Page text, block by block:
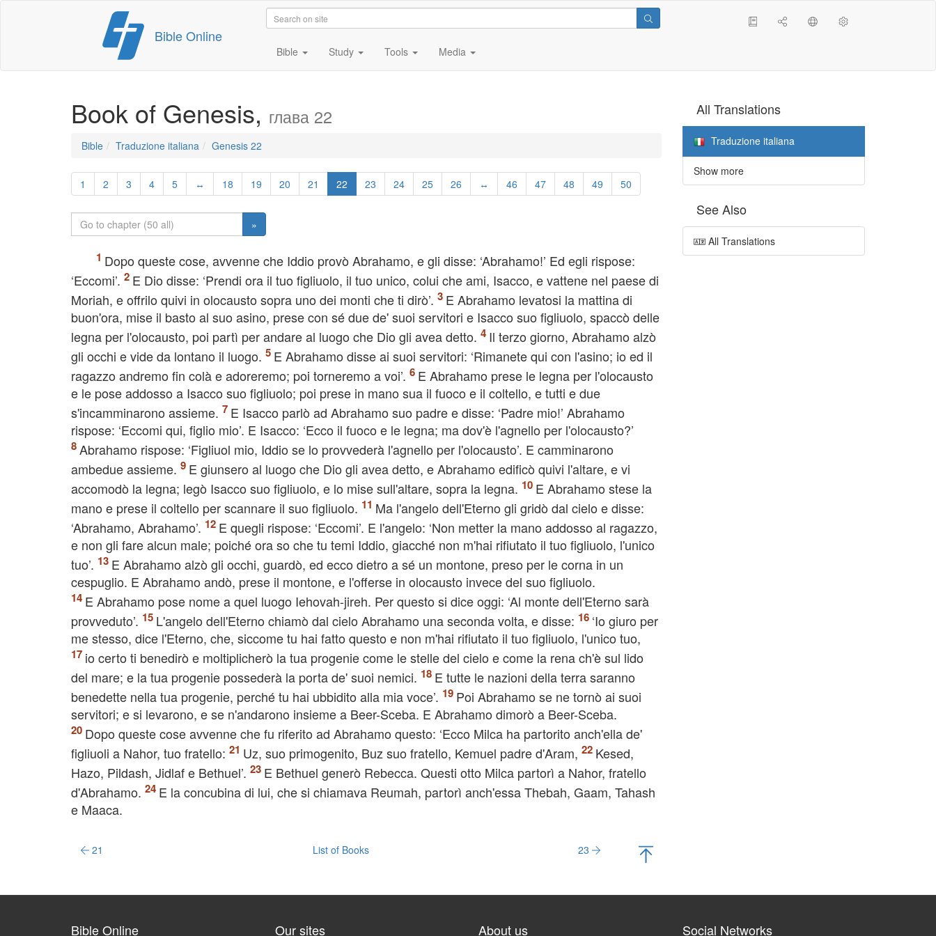
content
Bible Online
Bible Study Tools Media
Book of Genesis, глава 22
Bible Traduzione italiana Genesis 22
1 2 3 4 5 ↔ 18 19 20 21 22 23 24 25 26 ↔ 46 47 48 49 50
»
Dopo queste cose, avvenne che Iddio provò Abrahamo, e gli disse: ‘Abrahamo!’ Ed egli rispose:
‘Eccomi’.
E Dio disse: ‘Prendi ora il tuo figliuolo, il tuo unico, colui che ami, Isacco, e vattene nel paese di
Moriah, e offrilo quivi in olocausto sopra uno dei monti che ti dirò’.
E Abrahamo levatosi la mattina di
buon'ora, mise il basto al suo asino, prese con sé due de' suoi servitori e Isacco suo figliuolo, spaccò delle
legna per l'olocausto, poi partì per andare al luogo che Dio gli avea detto.
Il terzo giorno, Abrahamo alzò
gli occhi e vide da lontano il luogo.
E Abrahamo disse ai suoi servitori: ‘Rimanete qui con l'asino; io ed il
ragazzo andremo fin colà e adoreremo; poi torneremo a voi’.
E Abrahamo prese le legna per l'olocausto
e le pose addosso a Isacco suo figliuolo; poi prese in mano sua il fuoco e il coltello, e tutti e due
s'incamminarono assieme.
E Isacco parlò ad Abrahamo suo padre e disse: ‘Padre mio!’ Abrahamo
rispose: ‘Eccomi qui, figlio mio’. E Isacco: ‘Ecco il fuoco e le legna; ma dov'è l'agnello per l'olocausto?’
Abrahamo rispose: ‘Figliuol mio, Iddio se lo provvederà l'agnello per l'olocausto’. E camminarono
ambedue assieme.
E giunsero al luogo che Dio gli avea detto, e Abrahamo edificò quivi l'altare, e vi
accomodò la legna; legò Isacco suo figliuolo, e lo mise sull'altare, sopra la legna.
E Abrahamo stese la
mano e prese il coltello per scannare il suo figliuolo.
Ma l'angelo dell'Eterno gli gridò dal cielo e disse:
‘Abrahamo, Abrahamo’.
E quegli rispose: ‘Eccomi’. E l'angelo: ‘Non metter la mano addosso al ragazzo,
e non gli fare alcun male; poiché ora so che tu temi Iddio, giacché non m'hai rifiutato il tuo figliuolo, l'unico
tuo’.
E Abrahamo alzò gli occhi, guardò, ed ecco dietro a sé un montone, preso per le corna in un
cespuglio. E Abrahamo andò, prese il montone, e l'offerse in olocausto invece del suo figliuolo.
E Abrahamo pose nome a quel luogo Iehovah-jireh. Per questo si dice oggi: ‘Al monte dell'Eterno sarà
provveduto’.
L'angelo dell'Eterno chiamò dal cielo Abrahamo una seconda volta, e disse:
‘Io giuro per
me stesso, dice l'Eterno, che, siccome tu hai fatto questo e non m'hai rifiutato il tuo figliuolo, l'unico tuo,
io certo ti benedirò e moltiplicherò la tua progenie come le stelle del cielo e come la rena ch'è sul lido
del mare; e la tua progenie possederà la porta de' suoi nemici.
E tutte le nazioni della terra saranno
benedette nella tua progenie, perché tu hai ubbidito alla mia voce’.
Poi Abrahamo se ne tornò ai suoi
servitori; e si levarono, e se n'andarono insieme a Beer-Sceba. E Abrahamo dimorò a Beer-Sceba.
Dopo queste cose avvenne che fu riferito ad Abrahamo questo: ‘Ecco Milca ha partorito anch'ella de'
figliuoli a Nahor, tuo fratello:
Uz, suo primogenito, Buz suo fratello, Kemuel padre d'Aram,
Kesed,
Hazo, Pildash, Jidlaf e Bethuel’.
E Bethuel generò Rebecca. Questi otto Milca partorì a Nahor, fratello
d'Abrahamo.
E la concubina di lui, che si chiamava Reumah, partorì anch'essa Thebah, Gaam, Tahash
e Maaca.
21 List of Books 23
All Translations
Traduzione italiana
Show more
See Also
All Translations
Bible Online Our sites About us Social Networks